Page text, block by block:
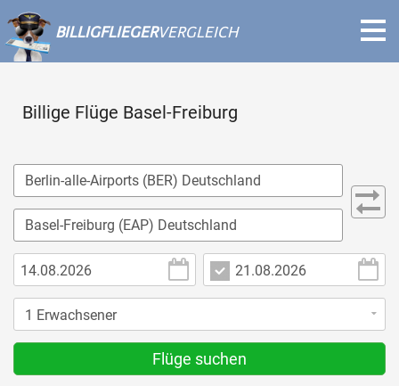
BILLIGFLIEGERVERGLEICH
Billige Flüge Basel-Freiburg
Flüge suchen